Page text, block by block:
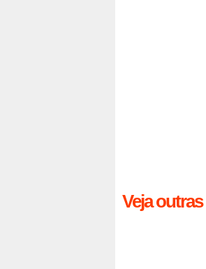
Veja